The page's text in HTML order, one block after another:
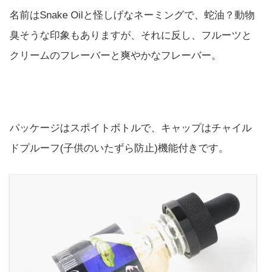
名前はSnake Oilと怪しげなネーミングで、蛇油？動物
臭そうな印象もありますが、それに反し、フルーツと
クリームのフレーバーと爽やかなフレーバー。
パッケージはスポイトボトルで、キャップはチャイル
ドプルーフ(子供のいたずら防止)機能付きです。